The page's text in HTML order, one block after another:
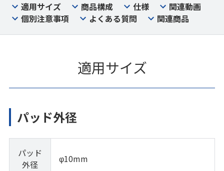
適用サイズ 商品構成 仕様
関連動画
個別注意事項
よくある質問 関連商品
適用サイズ
パッド外径
パッド
外径
φ10mm